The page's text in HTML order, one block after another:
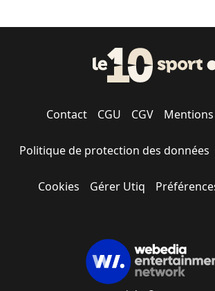
Contact CGU CGV
Politique de protection des données
Cookies Gérer Utiq